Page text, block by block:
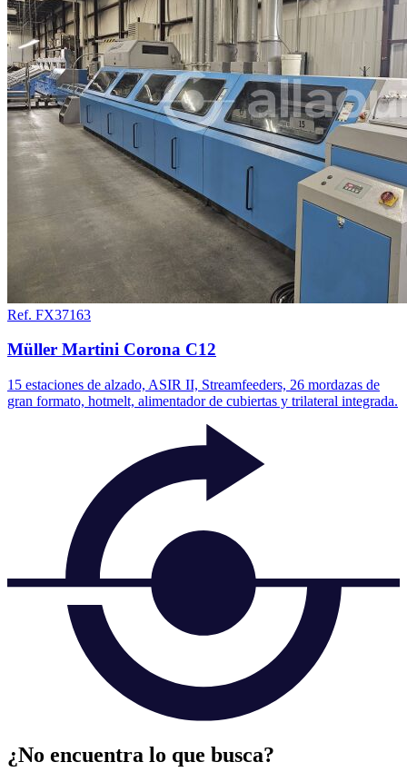
Ref. FX37163
Müller Martini Corona C12
15 estaciones de alzado, ASIR II, Streamfeeders, 26 mordazas de
gran formato, hotmelt, alimentador de cubiertas y trilateral integrada.
¿No encuentra lo que busca?